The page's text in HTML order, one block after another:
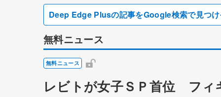
Deep Edge Plusの記事をGoogle検索で見つ
無料ニュース
無料ニュース
レビトが女子ＳＰ首位 フィ